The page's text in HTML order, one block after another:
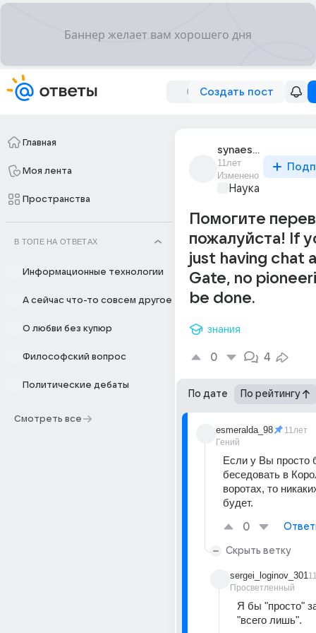
Создать пост
Главная
Моя лента
Пространства
В ТОПЕ НА ОТВЕТАХ
Информационные технологии
А сейчас что-то совсем другое
О любви без купюр
Философский вопрос
Политические дебаты
Смотреть все
synaestra
11лет
Изменено
Наука
Помогите
пожалуйста! If
just having chat
Gate, no
be done.
знания
0 4
По дате По рейтингу
esmeralda_98
Гений
11лет
Если у Вы просто
беседовать в
воротах, то
будет.
0
Скрыть ветку
sergei_loginov_301
Просветленный
Я бы "просто"
"всего лишь".